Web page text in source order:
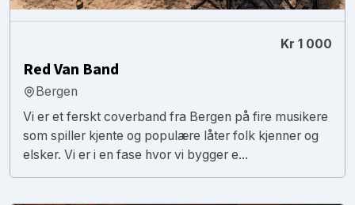
Kr 1 000
Red Van Band
Bergen
Vi er et ferskt coverband fra Bergen på fire musikere
som spiller kjente og populære låter folk kjenner og
elsker. Vi er i en fase hvor vi bygger e...